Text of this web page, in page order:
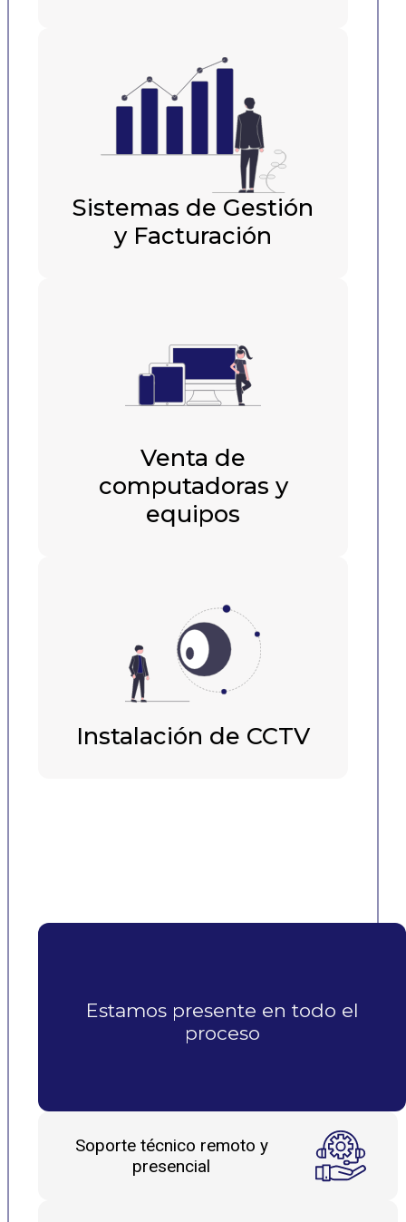
Sistemas de Gestión
y Facturación
Venta de
computadoras y
equipos
Instalación de CCTV
Estamos presente en todo el
proceso
Soporte técnico remoto y
presencial